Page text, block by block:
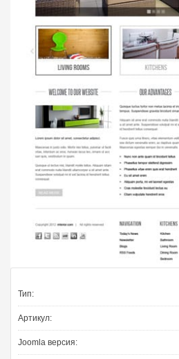
Тип:
Артикул:
Joomla версия: